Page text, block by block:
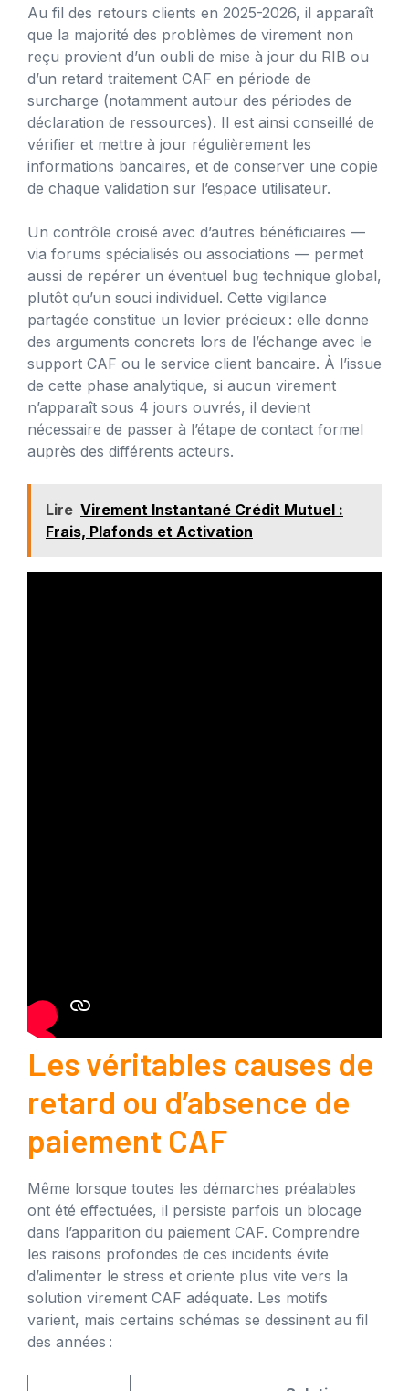
Au fil des retours clients en 2025-2026, il apparaît
que la majorité des problèmes de virement non
reçu provient d’un oubli de mise à jour du RIB ou
d’un retard traitement CAF en période de
surcharge (notamment autour des périodes de
déclaration de ressources). Il est ainsi conseillé de
vérifier et mettre à jour régulièrement les
informations bancaires, et de conserver une copie
de chaque validation sur l’espace utilisateur.
Un contrôle croisé avec d’autres bénéficiaires —
via forums spécialisés ou associations — permet
aussi de repérer un éventuel bug technique global,
plutôt qu’un souci individuel. Cette vigilance
partagée constitue un levier précieux : elle donne
des arguments concrets lors de l’échange avec le
support CAF ou le service client bancaire. À l’issue
de cette phase analytique, si aucun virement
n’apparaît sous 4 jours ouvrés, il devient
nécessaire de passer à l’étape de contact formel
auprès des différents acteurs.
Lire Virement Instantané Crédit Mutuel :
Frais, Plafonds et Activation
Les véritables causes de
retard ou d’absence de
paiement CAF
Même lorsque toutes les démarches préalables
ont été effectuées, il persiste parfois un blocage
dans l’apparition du paiement CAF. Comprendre
les raisons profondes de ces incidents évite
d’alimenter le stress et oriente plus vite vers la
solution virement CAF adéquate. Les motifs
varient, mais certains schémas se dessinent au fil
des années :